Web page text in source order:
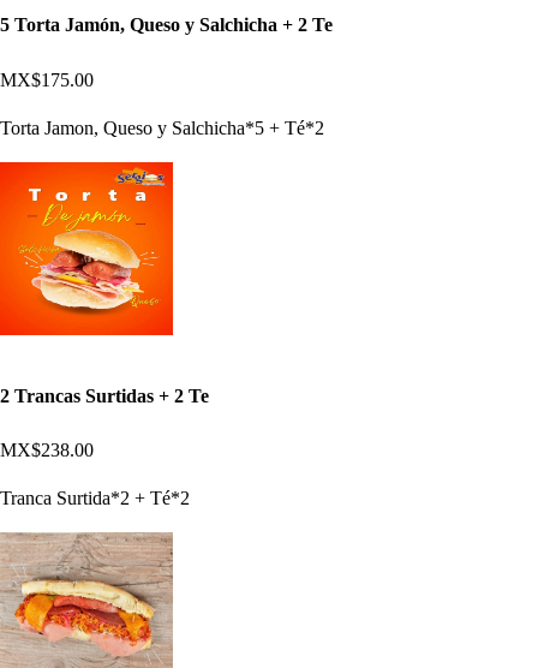
5 Torta Jamón, Queso y Salchicha + 2 Te
MX$175.00
Torta Jamon, Queso y Salchicha*5 + Té*2
2 Trancas Surtidas + 2 Te
MX$238.00
Tranca Surtida*2 + Té*2